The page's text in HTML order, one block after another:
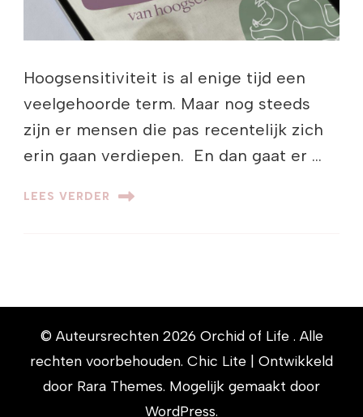
Hoogsensitiviteit is al enige tijd een
veelgehoorde term. Maar nog steeds
zijn er mensen die pas recentelijk zich
erin gaan verdiepen. En dan gaat er …
LEES VERDER
© Auteursrechten 2026 Orchid of Life . Alle
rechten voorbehouden. Chic Lite | Ontwikkeld
door Rara Themes. Mogelijk gemaakt door
WordPress.